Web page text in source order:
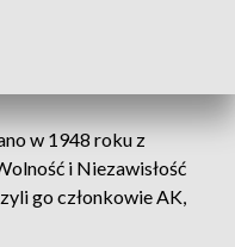
w 1948 roku z
i Niezawisłość
go członkowie AK,